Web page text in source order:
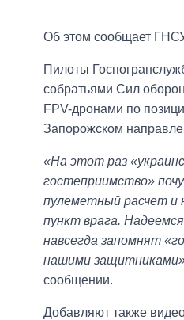
Об этом сообщает
Пилоты
собратьями Сил
FPV-дронами по
Запорожском
«На этот раз
гостеприимство»
пулеметный расчет и
пункт врага.
навсегда запомнят
нашими
сообщении.
Добавляют также